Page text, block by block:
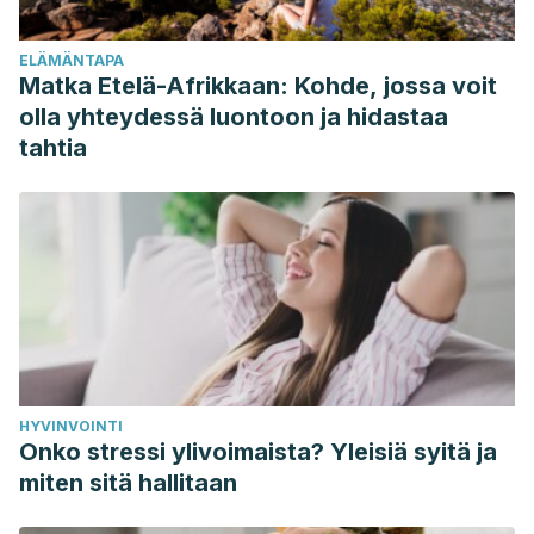
101–107). Retrieved from
http://www.medigraphic.com/pdfs/salmen/sam-
Rodríguez, A., & Solano, M. (2008). Nutrición y Salud
Psiquiatría Unah,1(3), 3–7.
ELÄMÄNTAPA
Matka Etelä-Afrikkaan: Kohde, jossa voit
olla yhteydessä luontoon ja hidastaa
tahtia
HYVINVOINTI
Onko stressi ylivoimaista? Yleisiä syitä ja
miten sitä hallitaan